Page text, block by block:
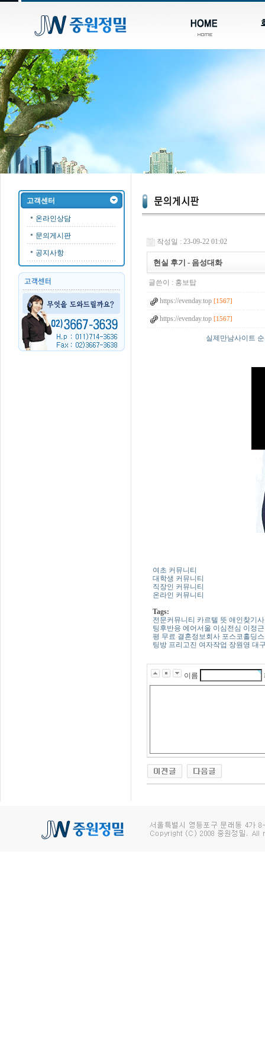
고객센터
온라인상담
문의게시판
공지사항
작성일 : 23-09-22 01:02
현실 후기 - 음­성­대­화
글쓴이 : 홍보탑
https://evenday.top [1567]
https://evenday.top [1567]
실제만남사이트
여초 커뮤니티
대학생 커뮤니티
직장인 커뮤니티
온라인 커뮤니티
Tags:
전­문­커­뮤­니­티 카르텔 뜻 애­인­찾­기­
팅­후­반­응 에어서울 이­심­전­심 이정근
평 무­료­ ­결­혼­정­보­회­사 포스코홀딩스
팅­방 프리고진 여­자­작­업 장원영 대­
이름